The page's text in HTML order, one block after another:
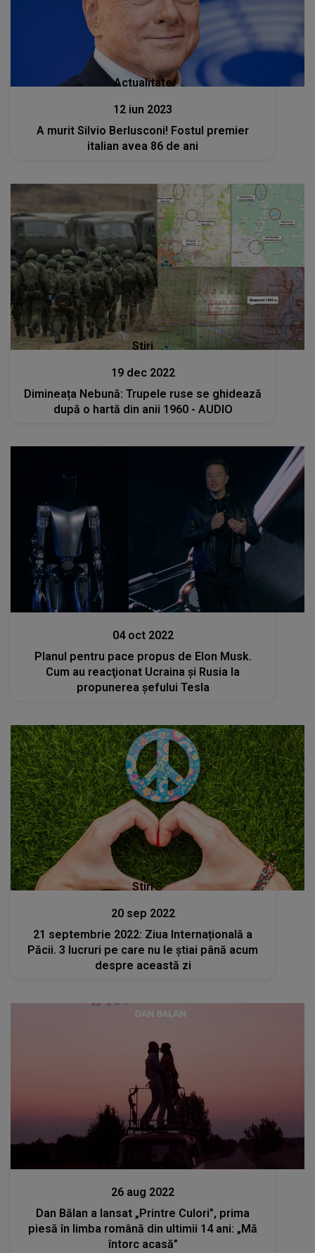
Actualitate
12 iun 2023
A murit Silvio Berlusconi! Fostul premier
italian avea 86 de ani
Stiri
19 dec 2022
Dimineața Nebună: Trupele ruse se ghidează
după o hartă din anii 1960 - AUDIO
Stiri
04 oct 2022
Planul pentru pace propus de Elon Musk.
Cum au reacţionat Ucraina şi Rusia la
propunerea şefului Tesla
Stiri
20 sep 2022
21 septembrie 2022: Ziua Internațională a
Păcii. 3 lucruri pe care nu le știai până acum
despre această zi
Lansări muzicale
26 aug 2022
Dan Bălan a lansat „Printre Culori”, prima
piesă în limba română din ultimii 14 ani: „Mă
întorc acasă”